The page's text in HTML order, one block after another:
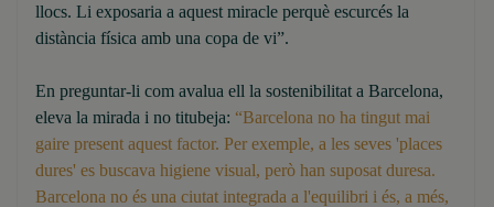
llocs. Li exposaria a aquest miracle perquè escurcés la
distància física amb una copa de vi”.
En preguntar-li com avalua ell la sostenibilitat a Barcelona,
eleva la mirada i no titubeja: “Barcelona no ha tingut mai
gaire present aquest factor. Per exemple, a les seves 'places
dures' es buscava higiene visual, però han suposat duresa.
Barcelona no és una ciutat integrada a l'equilibri i és, a més,